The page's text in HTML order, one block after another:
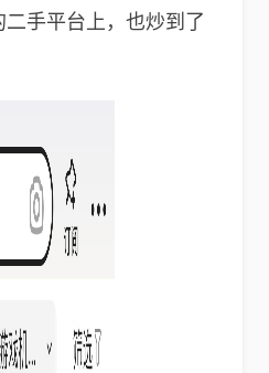
手平台上，也炒到了